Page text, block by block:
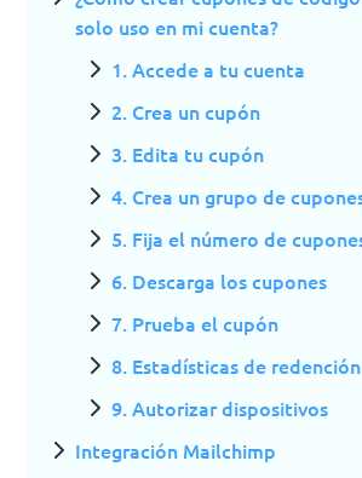
solo uso en mi cuenta?
1. Accede a tu cuenta
2. Crea un cupón
3. Edita tu cupón
4. Crea un grupo de
5. Fija el número de
6. Descarga los cupones
7. Prueba el cupón
8. Estadísticas de redención
9. Autorizar dispositivos
Integración Mailchimp